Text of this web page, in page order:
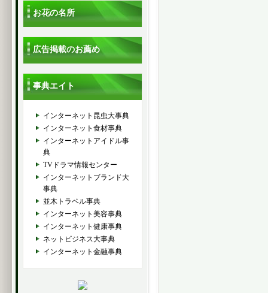
お花の名所
広告掲載のお薦め
事典エイト
インターネット昆虫大事典
インターネット食材事典
インターネットアイドル事
典
TVドラマ情報センター
インターネットブランド大
事典
並木トラベル事典
インターネット美容事典
インターネット健康事典
ネットビジネス大事典
インターネット金融事典